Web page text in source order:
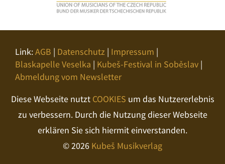
Link:AGB | Datenschutz | Impressum |
Blaskapelle Veselka | Kubeš-Festival in Soběslav |
Abmeldung vom Newsletter
Diese Webseite nutzt COOKIES um das Nutzererlebnis
zu verbessern. Durch die Nutzung dieser Webseite
erklären Sie sich hiermit einverstanden.
© 2026 Kubeš Musikverlag